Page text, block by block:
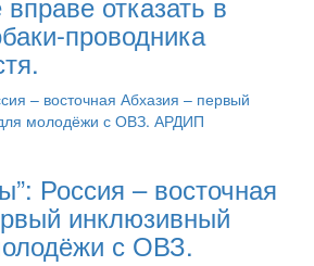
проводника
Россия – восточная
инклюзивный
с ОВЗ.